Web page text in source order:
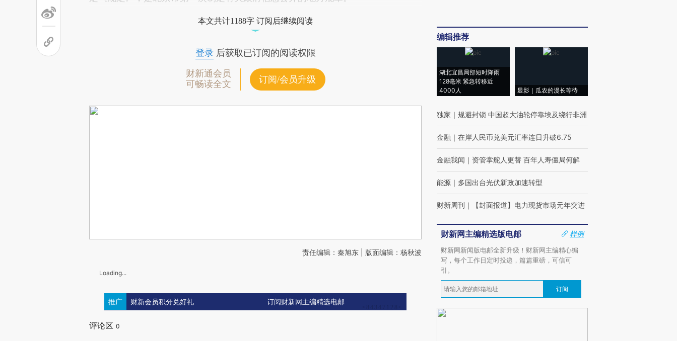
本文共计1188字 订阅后继续阅读
登录后获取已订阅的阅读权限
财新通会员
可畅读全文
订阅/会员升级
责任编辑：秦旭东 | 版面编辑：杨秋波
Loading...
推广 财新会员积分兑好礼 订阅财新网主编精选电邮
评论区 0
编辑推荐
湖北宜昌局部短时降雨
128毫米 紧急转移近
4000人
显影｜瓜农的漫长等待
独家 ｜ 规避封锁 中国超大油轮停靠埃及绕行非洲
金融 ｜ 在岸人民币兑美元汇率连日升破6.75
金融我闻 ｜ 资管掌舵人更替 百年人寿僵局何解
能源 ｜ 多国出台光伏新政加速转型
财新周刊 ｜ 【封面报道】电力现货市场元年突进
财新网主编精选版电邮
样例
财新网新闻版电邮全新升级！财新网主编精心编
写，每个工作日定时投递，篇篇重磅，可信可
引。
订阅